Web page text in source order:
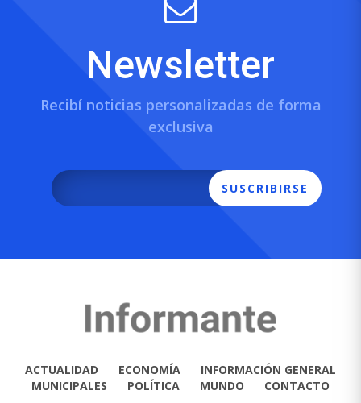
Newsletter
Recibí noticias personalizadas de forma
exclusiva
SUSCRIBIRSE
ACTUALIDAD ECONOMÍA
INFORMACIÓN GENERAL
MUNICIPALES
POLÍTICA MUNDO CONTACTO